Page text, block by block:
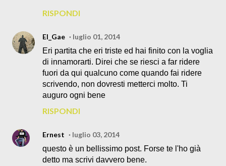
RISPONDI
El_Gae
luglio 01, 2014
Eri partita che eri triste ed hai finito con la voglia
di innamorarti. Direi che se riesci a far ridere
fuori da qui qualcuno come quando fai ridere
scrivendo, non dovresti metterci molto. Ti
auguro ogni bene
RISPONDI
Ernest
luglio 03, 2014
questo è un bellissimo post. Forse te l'ho già
detto ma scrivi davvero bene.